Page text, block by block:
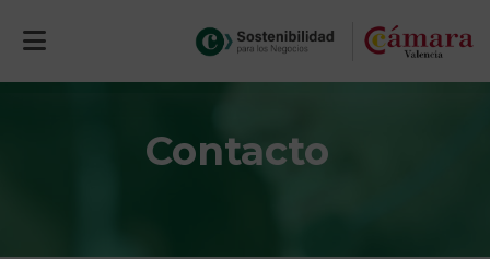
Inicio
Contacto